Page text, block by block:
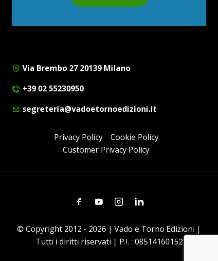
Via Brembo 27 20139 Milano
+39 02 55230950
segreteria@vadoetornoedizioni.it
Privacy Policy
Cookie Policy
Customer Privacy Policy
FacebookYoutubeInstagramLinkedin
© Copyright 2012 - 2026 | Vado e Torno Edizioni |
Tutti i diritti riservati | P.I. : 08514160152